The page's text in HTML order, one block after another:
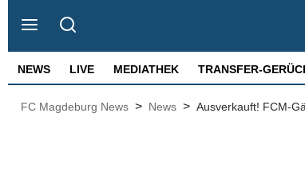
NEWS LIVE MEDIATHEK TRANSFER-
FC Magdeburg News > News > Ausverkauft! FCM-